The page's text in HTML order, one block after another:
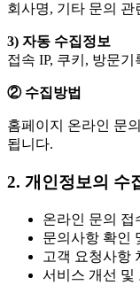
회사명, 기타 문의 관
3) 자동 수집정보
접속 IP, 쿠키, 방문
② 수집방법
홈페이지 온라인 문
됩니다.
2. 개인정보의 수
온라인 문의 접
문의사항 확인
고객 요청사항
서비스 개선 및